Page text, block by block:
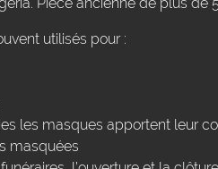
utilisés pour :
les masques apportent leur
masquées